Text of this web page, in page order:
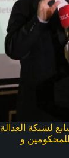
لشبكة العدالة
و